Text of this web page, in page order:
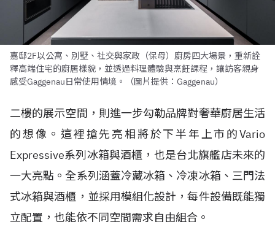
嘉邸2F以公寓、別墅、社交與家政（保母）廚房四大場景，重新詮
釋高端住宅的廚居樣貌，並透過料理體驗與烹飪課程，讓訪客親身
感受Gaggenau日常使用情境。（圖片提供：Gaggenau）
二樓的展示空間，則進一步勾勒品牌對奢華廚居生活
的想像。這裡搶先亮相將於下半年上市的Vario
Expressive系列冰箱與酒櫃，也是台北旗艦店未來的
一大亮點。全系列涵蓋冷藏冰箱、冷凍冰箱、三門法
式冰箱與酒櫃，並採用模組化設計，每件設備既能獨
立配置，也能依不同空間需求自由組合。